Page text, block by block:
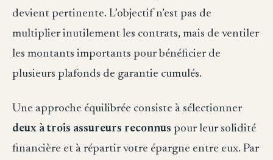
devient pertinente. L’objectif n’est pas de
multiplier inutilement les contrats, mais de ventiler
les montants importants pour bénéficier de
plusieurs plafonds de garantie cumulés.
Une approche équilibrée consiste à sélectionner
deux à trois assureurs reconnus pour leur solidité
financière et à répartir votre épargne entre eux. Par